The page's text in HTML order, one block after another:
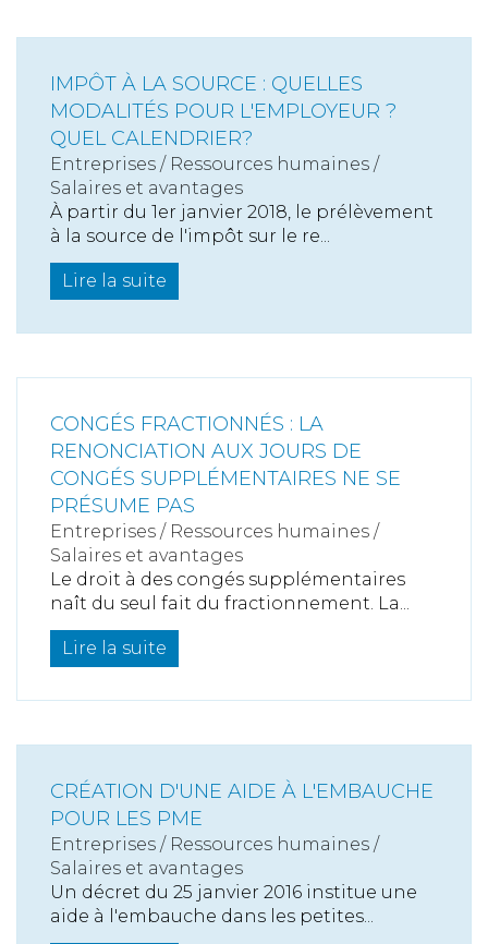
IMPÔT À LA SOURCE : QUELLES
MODALITÉS POUR L'EMPLOYEUR ?
QUEL CALENDRIER?
Entreprises / Ressources humaines /
Salaires et avantages
À partir du 1er janvier 2018, le prélèvement
à la source de l'impôt sur le re...
Lire la suite
CONGÉS FRACTIONNÉS : LA
RENONCIATION AUX JOURS DE
CONGÉS SUPPLÉMENTAIRES NE SE
PRÉSUME PAS
Entreprises / Ressources humaines /
Salaires et avantages
Le droit à des congés supplémentaires
naît du seul fait du fractionnement. La...
Lire la suite
CRÉATION D'UNE AIDE À L'EMBAUCHE
POUR LES PME
Entreprises / Ressources humaines /
Salaires et avantages
Un décret du 25 janvier 2016 institue une
aide à l'embauche dans les petites...